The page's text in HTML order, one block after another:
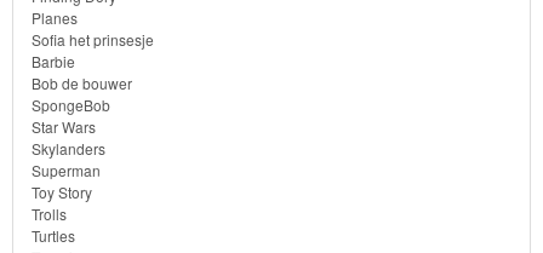
SpongeBob
Star
Wars
Skylanders
Superman
Planes
Sofia het prinsesje
Barbie
Bob de bouwer
SpongeBob
Star Wars
Skylanders
Superman
Toy Story
Trolls
Turtles